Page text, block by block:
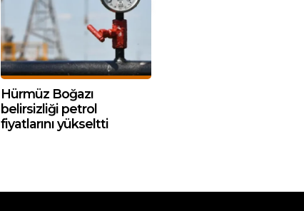
Hürmüz Boğazı
belirsizliği petrol
fiyatlarını yükseltti